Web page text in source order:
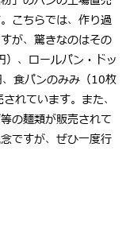
こちらでは、作り過
が、驚きなのはその
、ロールパン・ドッ
食パンのみみ（10枚
れています。また、
の麺類が販売されて
ですが、ぜひ一度行